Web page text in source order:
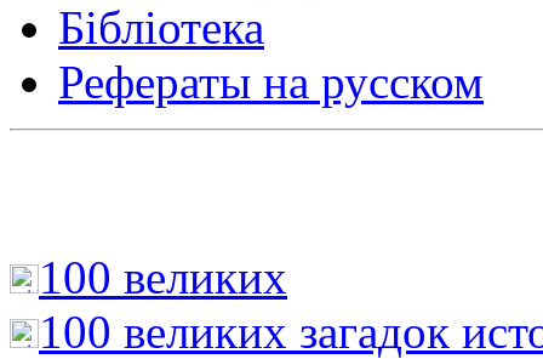
Бібліотека
Рефераты на русском
100 великих
100 великих загадок